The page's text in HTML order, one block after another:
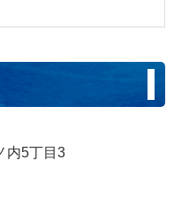
内5丁目3